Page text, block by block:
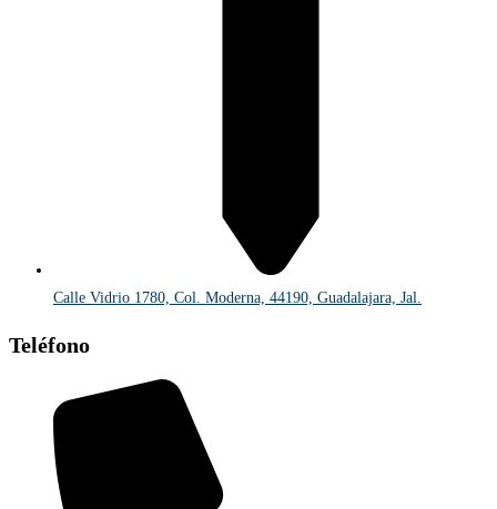
Calle Vidrio 1780, Col. Moderna, 44190, Guadalajara, Jal.
Teléfono